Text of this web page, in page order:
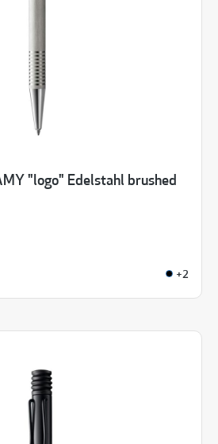
"logo" Edelstahl brushed
+2